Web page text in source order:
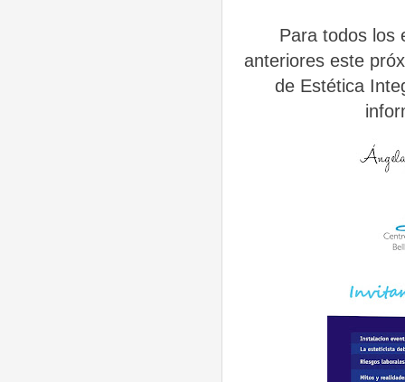
Para todos los
anteriores este
de Estética